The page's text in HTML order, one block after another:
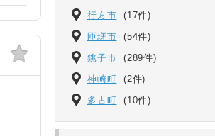
行方市 (17件)
匝瑳市 (54件)
銚子市 (289件)
神崎町 (2件)
多古町 (10件)